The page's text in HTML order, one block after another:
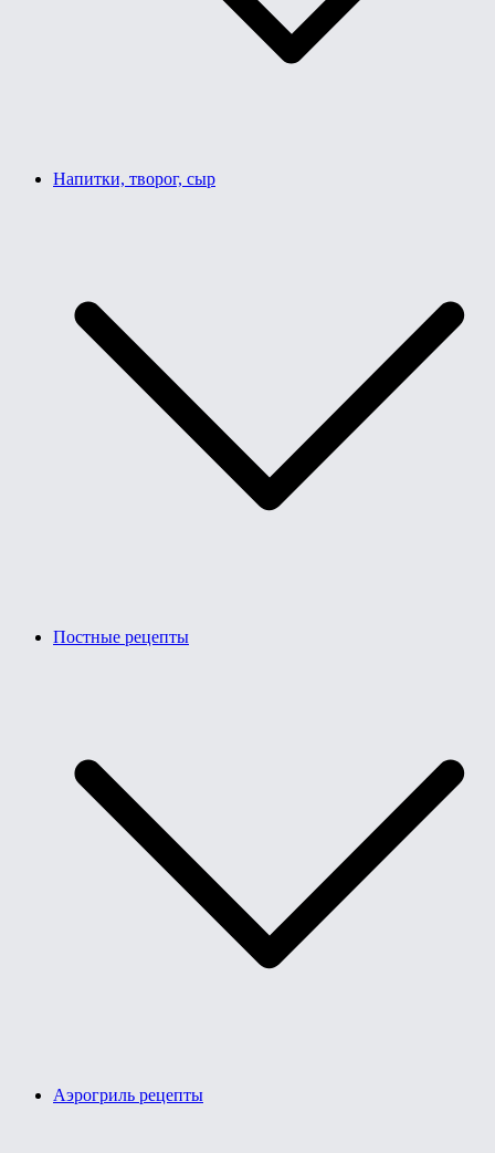
Напитки, творог, сыр
Постные рецепты
Аэрогриль рецепты